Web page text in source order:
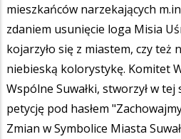
mieszkańców narzekających
zdaniem usunięcie loga Misia
kojarzyło się z miastem, czy też
niebieską kolorystykę. Komitet
Wspólne Suwałki, stworzył w
petycję pod hasłem
Zmian w Symbolice Miasta